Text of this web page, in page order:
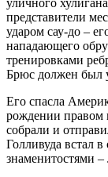
представители
ударом сау-до –
нападающего
тренировками
Брюс должен был
Его спасла
рождении правом
собрали и
Голливуда встал
знаменитостями